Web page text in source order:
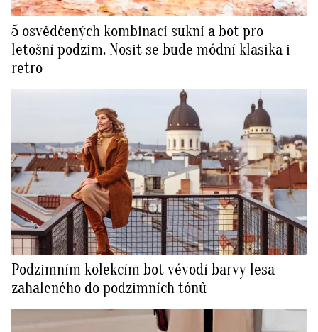
5 osvědčených kombinací sukní a bot pro
letošní podzim. Nosit se bude módní klasika i
retro
Podzimním kolekcím bot vévodí barvy lesa
zahaleného do podzimních tónů